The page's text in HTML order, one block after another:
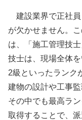
建設業界で正社員
が欠かせません。
は、「施工管理技
技士は、現場全体
2級といったランク
建物の設計や工事
その中でも最高ラ
取得することで、